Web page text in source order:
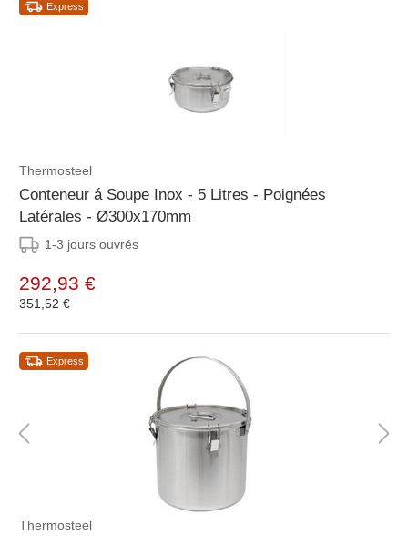
Express
Thermosteel
Conteneur á Soupe Inox - 5 Litres - Poignées
Latérales - Ø300x170mm
1-3 jours ouvrés
292,93 €
351,52 €
Express
Thermosteel